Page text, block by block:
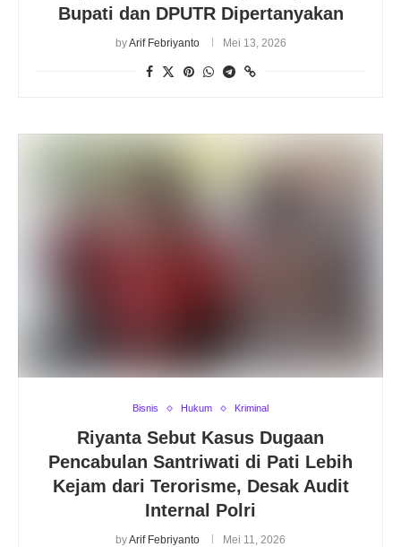
Bupati dan DPUTR Dipertanyakan
byArif Febriyanto Mei 13, 2026
Bisnis Hukum Kriminal
Riyanta Sebut Kasus Dugaan
Pencabulan Santriwati di Pati Lebih
Kejam dari Terorisme, Desak Audit
Internal Polri
byArif Febriyanto Mei 11, 2026